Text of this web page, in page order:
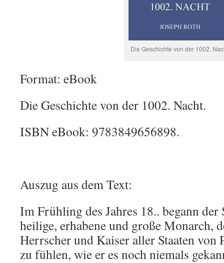
Die Geschichte von der 1002.
Format: eBook
Die Geschichte von der 1002. Nacht.
ISBN eBook: 9783849656898.
Auszug aus dem Text:
Im Frühling des Jahres 18.. begann der
heilige, erhabene und große Monarch,
Herrscher und Kaiser aller Staaten von
zu fühlen, wie er es noch niemals